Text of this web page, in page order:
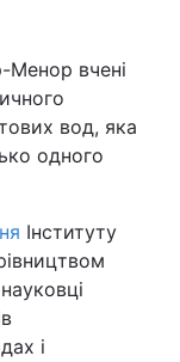
Менор вчені
вод, яка
одного
Інституту
і